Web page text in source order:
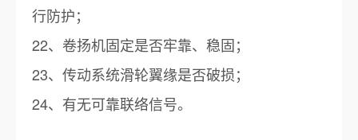
行防护；
22、卷扬机固定是否牢靠、稳固；
23、传动系统滑轮翼缘是否破损；
24、有无可靠联络信号。